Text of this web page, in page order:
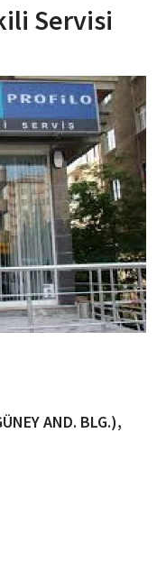
Servisi
AND. BLG.),